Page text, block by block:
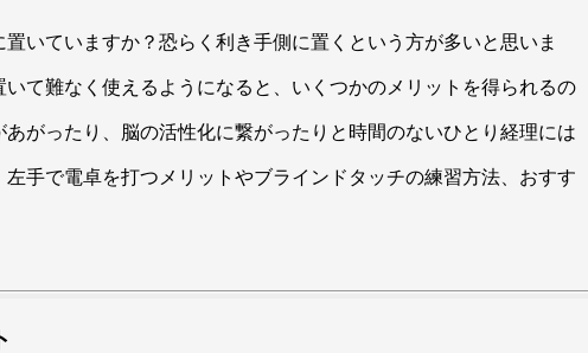
いていますか？恐らく利き手側に置くという方が多いと思いま
て難なく使えるようになると、いくつかのメリットを得られるの
がったり、脳の活性化に繋がったりと時間のないひとり経理には
手で電卓を打つメリットやブラインドタッチの練習方法、おすす